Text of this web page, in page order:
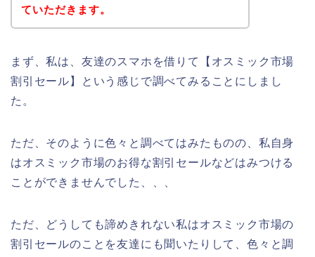
ていただきます。
まず、私は、友達のスマホを借りて【オスミック市場
割引セール】という感じで調べてみることにしまし
た。
ただ、そのように色々と調べてはみたものの、私自身
はオスミック市場のお得な割引セールなどはみつける
ことができませんでした、、、
ただ、どうしても諦めきれない私はオスミック市場の
割引セールのことを友達にも聞いたりして、色々と調